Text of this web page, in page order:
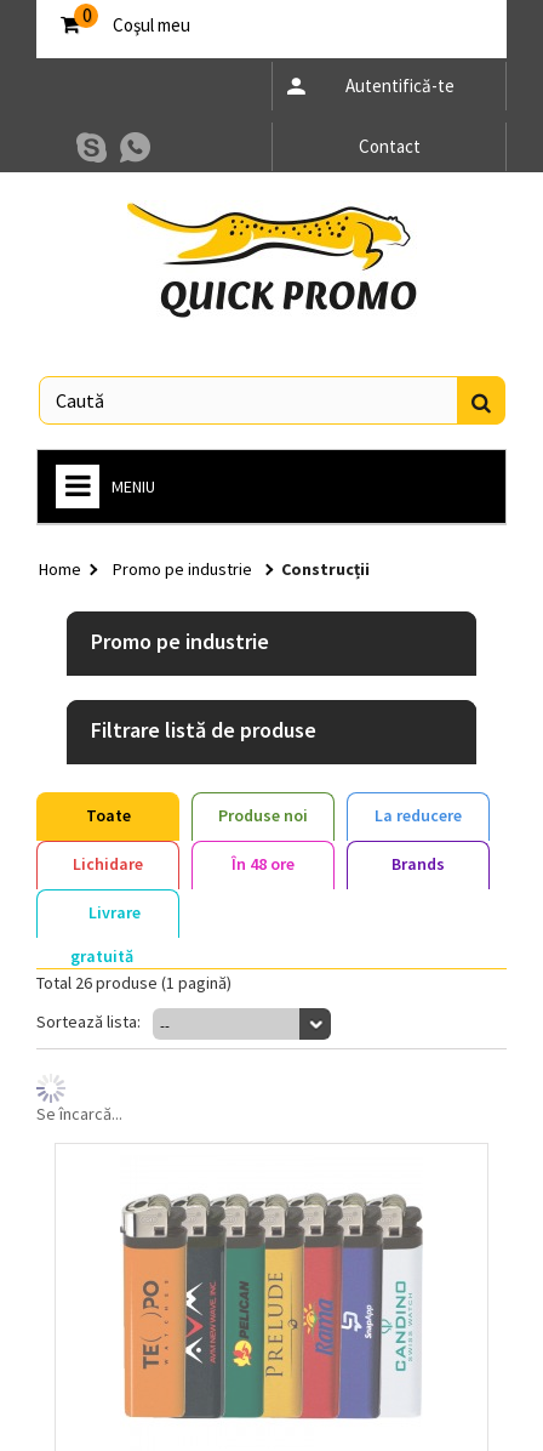
Coşul meu
0
Autentifică-te
Contact
MENIU
GENȚI ȘI RUCSACURI
GADGETURI
+
PIXURI
+
BIROU
+
CASĂ ȘI GRĂDINĂ
SISTEME DE EXPUNERE
IDEI QUICK
CRĂCIUN
Home Promo pe industrie Construcții
Promo pe industrie
Filtrare listă de produse
Toate Produse noi La reducere
Lichidare În 48 ore Brands
Livrare
gratuită
Total 26 produse (1 pagină)
Sortează lista:
Se încarcă...